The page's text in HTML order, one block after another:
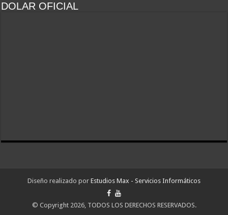
DOLAR OFICIAL
Diseño realizado por Estudios Max - Servicios Informáticos
© Copyright 2026, TODOS LOS DERECHOS RESERVADOS.